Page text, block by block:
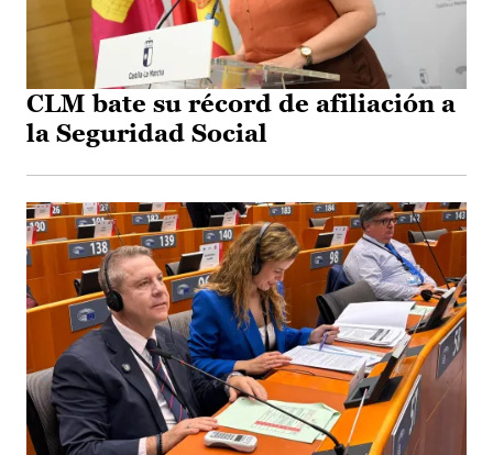
CLM bate su récord de afiliación a
la Seguridad Social